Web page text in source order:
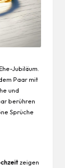
Jubiläum.
Paar mit
und
berühren
Sprüche
zeigen